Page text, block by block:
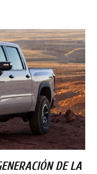
DE LA